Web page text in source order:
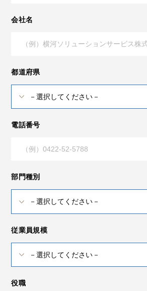
会社名
都道府県
電話番号
部門種別
従業員規模
役職